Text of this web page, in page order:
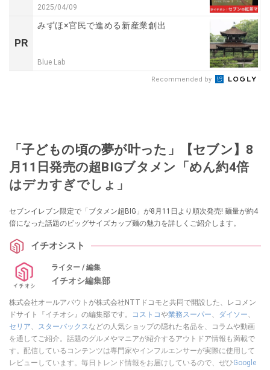
2025/04/09
PR
みずほ×官民で進める新産業創出
Blue Lab
Recommended by
「子どもの頃の夢が叶った」【セブン】8
月11日発売の超BIGブタメン「めん約4倍
はデカすぎでしょ」
セブンイレブン限定で「ブタメン超BIG」が8月11日より順次発売! 麺量が約4
倍になった話題のビッグサイズカップ麺の魅力を詳しくご紹介します。
イチオシスト
ライター / 編集
イチオシ編集部
株式会社オールアバウトが株式会社NTTドコモと共同で開設した、レコメン
ドサイト『イチオシ』の編集部です。
コストコや業務スーパー ダイソー
セリア
スターバックス などの人気ショップの隠れた名品を、コラムや動画
を通してご紹介。話題のグルメやマニアが紹介するアウトドア情報も満載で
す。配信しているコンテンツは専門家やインフルエンサーが実際に使用して
レビューしています。毎日トレンド情報をお届けしているので、ぜひGoogle